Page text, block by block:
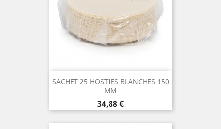
SACHET 25 HOSTIES BLANCHES 150
MM
Prix
34,88 €